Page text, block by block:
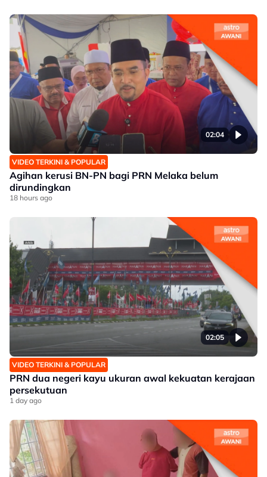
02:04
VIDEO TERKINI & POPULAR
Agihan kerusi BN-PN bagi PRN Melaka belum
dirundingkan
18 hours ago
02:05
VIDEO TERKINI & POPULAR
PRN dua negeri kayu ukuran awal kekuatan kerajaan
persekutuan
1 day ago